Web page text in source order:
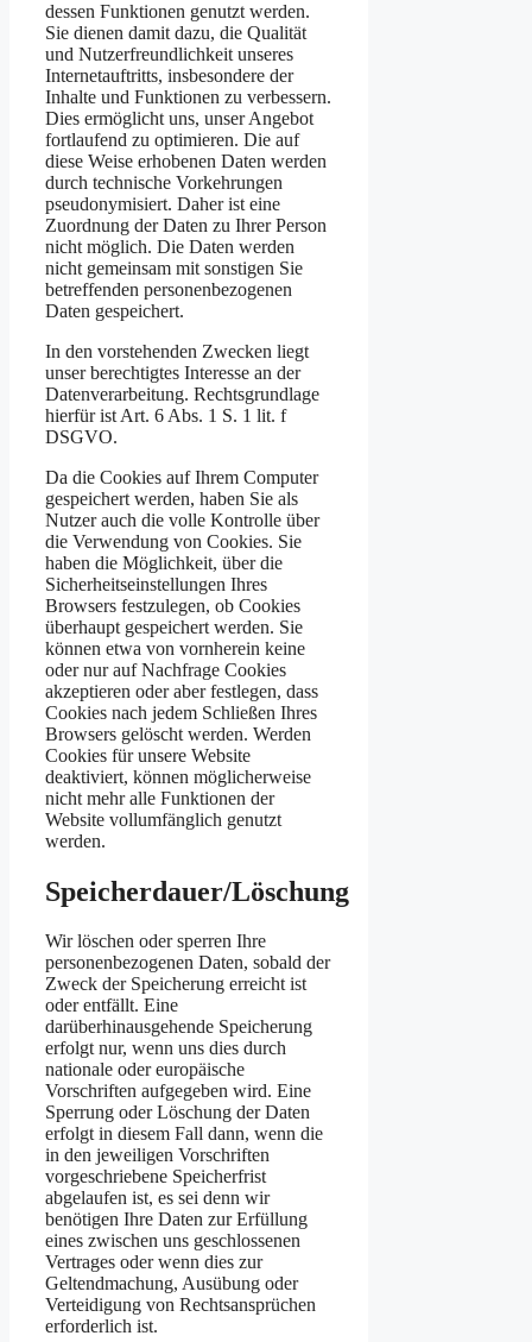
dessen Funktionen genutzt werden.
Sie dienen damit dazu, die Qualität
und Nutzerfreundlichkeit unseres
Internetauftritts, insbesondere der
Inhalte und Funktionen zu verbessern.
Dies ermöglicht uns, unser Angebot
fortlaufend zu optimieren. Die auf
diese Weise erhobenen Daten werden
durch technische Vorkehrungen
pseudonymisiert. Daher ist eine
Zuordnung der Daten zu Ihrer Person
nicht möglich. Die Daten werden
nicht gemeinsam mit sonstigen Sie
betreffenden personenbezogenen
Daten gespeichert.
In den vorstehenden Zwecken liegt
unser berechtigtes Interesse an der
Datenverarbeitung. Rechtsgrundlage
hierfür ist Art. 6 Abs. 1 S. 1 lit. f
DSGVO.
Da die Cookies auf Ihrem Computer
gespeichert werden, haben Sie als
Nutzer auch die volle Kontrolle über
die Verwendung von Cookies. Sie
haben die Möglichkeit, über die
Sicherheitseinstellungen Ihres
Browsers festzulegen, ob Cookies
überhaupt gespeichert werden. Sie
können etwa von vornherein keine
oder nur auf Nachfrage Cookies
akzeptieren oder aber festlegen, dass
Cookies nach jedem Schließen Ihres
Browsers gelöscht werden. Werden
Cookies für unsere Website
deaktiviert, können möglicherweise
nicht mehr alle Funktionen der
Website vollumfänglich genutzt
werden.
Speicherdauer/Löschung
Wir löschen oder sperren Ihre
personenbezogenen Daten, sobald der
Zweck der Speicherung erreicht ist
oder entfällt. Eine
darüberhinausgehende Speicherung
erfolgt nur, wenn uns dies durch
nationale oder europäische
Vorschriften aufgegeben wird. Eine
Sperrung oder Löschung der Daten
erfolgt in diesem Fall dann, wenn die
in den jeweiligen Vorschriften
vorgeschriebene Speicherfrist
abgelaufen ist, es sei denn wir
benötigen Ihre Daten zur Erfüllung
eines zwischen uns geschlossenen
Vertrages oder wenn dies zur
Geltendmachung, Ausübung oder
Verteidigung von Rechtsansprüchen
erforderlich ist.